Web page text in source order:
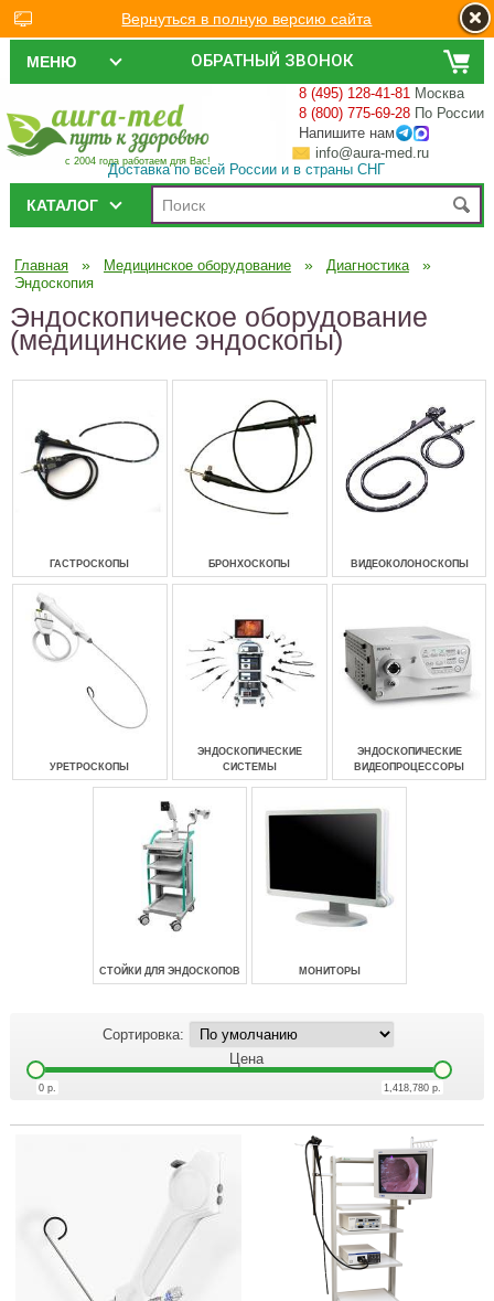
ОБРАТНЫЙ ЗВОНОК
МЕНЮ
с 2004 года работаем для Вас!
8 (495) 128-41-81 Москва
8 (800) 775-69-28 По России
Напишите нам
info@aura-med.ru
Доставка по всей России и в страны СНГ
КАТАЛОГ
Главная » Медицинское оборудование » Диагностика »
Эндоскопия
Эндоскопическое оборудование
(медицинские эндоскопы)
ГАСТРОСКОПЫ БРОНХОСКОПЫ ВИДЕОКОЛОНОСКОПЫ
УРЕТРОСКОПЫ
ЭНДОСКОПИЧЕСКИЕ
СИСТЕМЫ
ЭНДОСКОПИЧЕСКИЕ
ВИДЕОПРОЦЕССОРЫ
СТОЙКИ ДЛЯ ЭНДОСКОПОВ МОНИТОРЫ
Сортировка:
Цена
0 р. 1,418,780 р.
Вернуться в полную версию сайта